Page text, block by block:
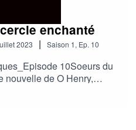
enchanté
2023 | Saison 1, Ep. 10
10Soeurs du
nouvelle de O Henry,
Tac.Quand deux jeunes
touristique à New York se
nouvelle de O'Henry,